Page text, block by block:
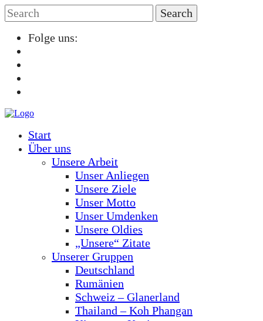
Folge uns:
Start
Über uns
Unsere Arbeit
Unser Anliegen
Unsere Ziele
Unser Motto
Unser Umdenken
Unsere Oldies
„Unsere“ Zitate
Unserer Gruppen
Deutschland
Rumänien
Schweiz – Glanerland
Thailand – Koh Phangan